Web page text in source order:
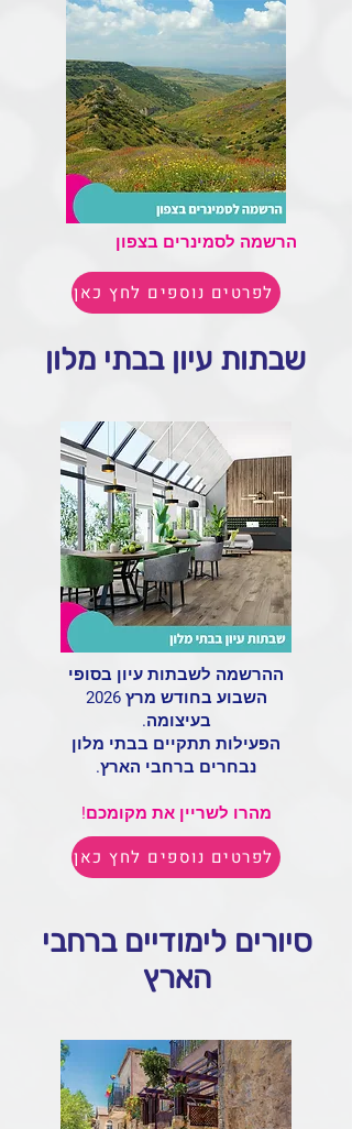
הרשמה לסמינרים בצפון
לפרטים נוספים לחץ כאן
שבתות עיון בבתי מלון
ההרשמה לשבתות עיון בסופי
השבוע בחודש מרץ 2026
בעיצומה.
הפעילות תתקיים בבתי מלון
נבחרים ברחבי הארץ.
מהרו לשריין את מקומכם!
לפרטים נוספים לחץ כאן
סיורים לימודיים ברחבי
הארץ